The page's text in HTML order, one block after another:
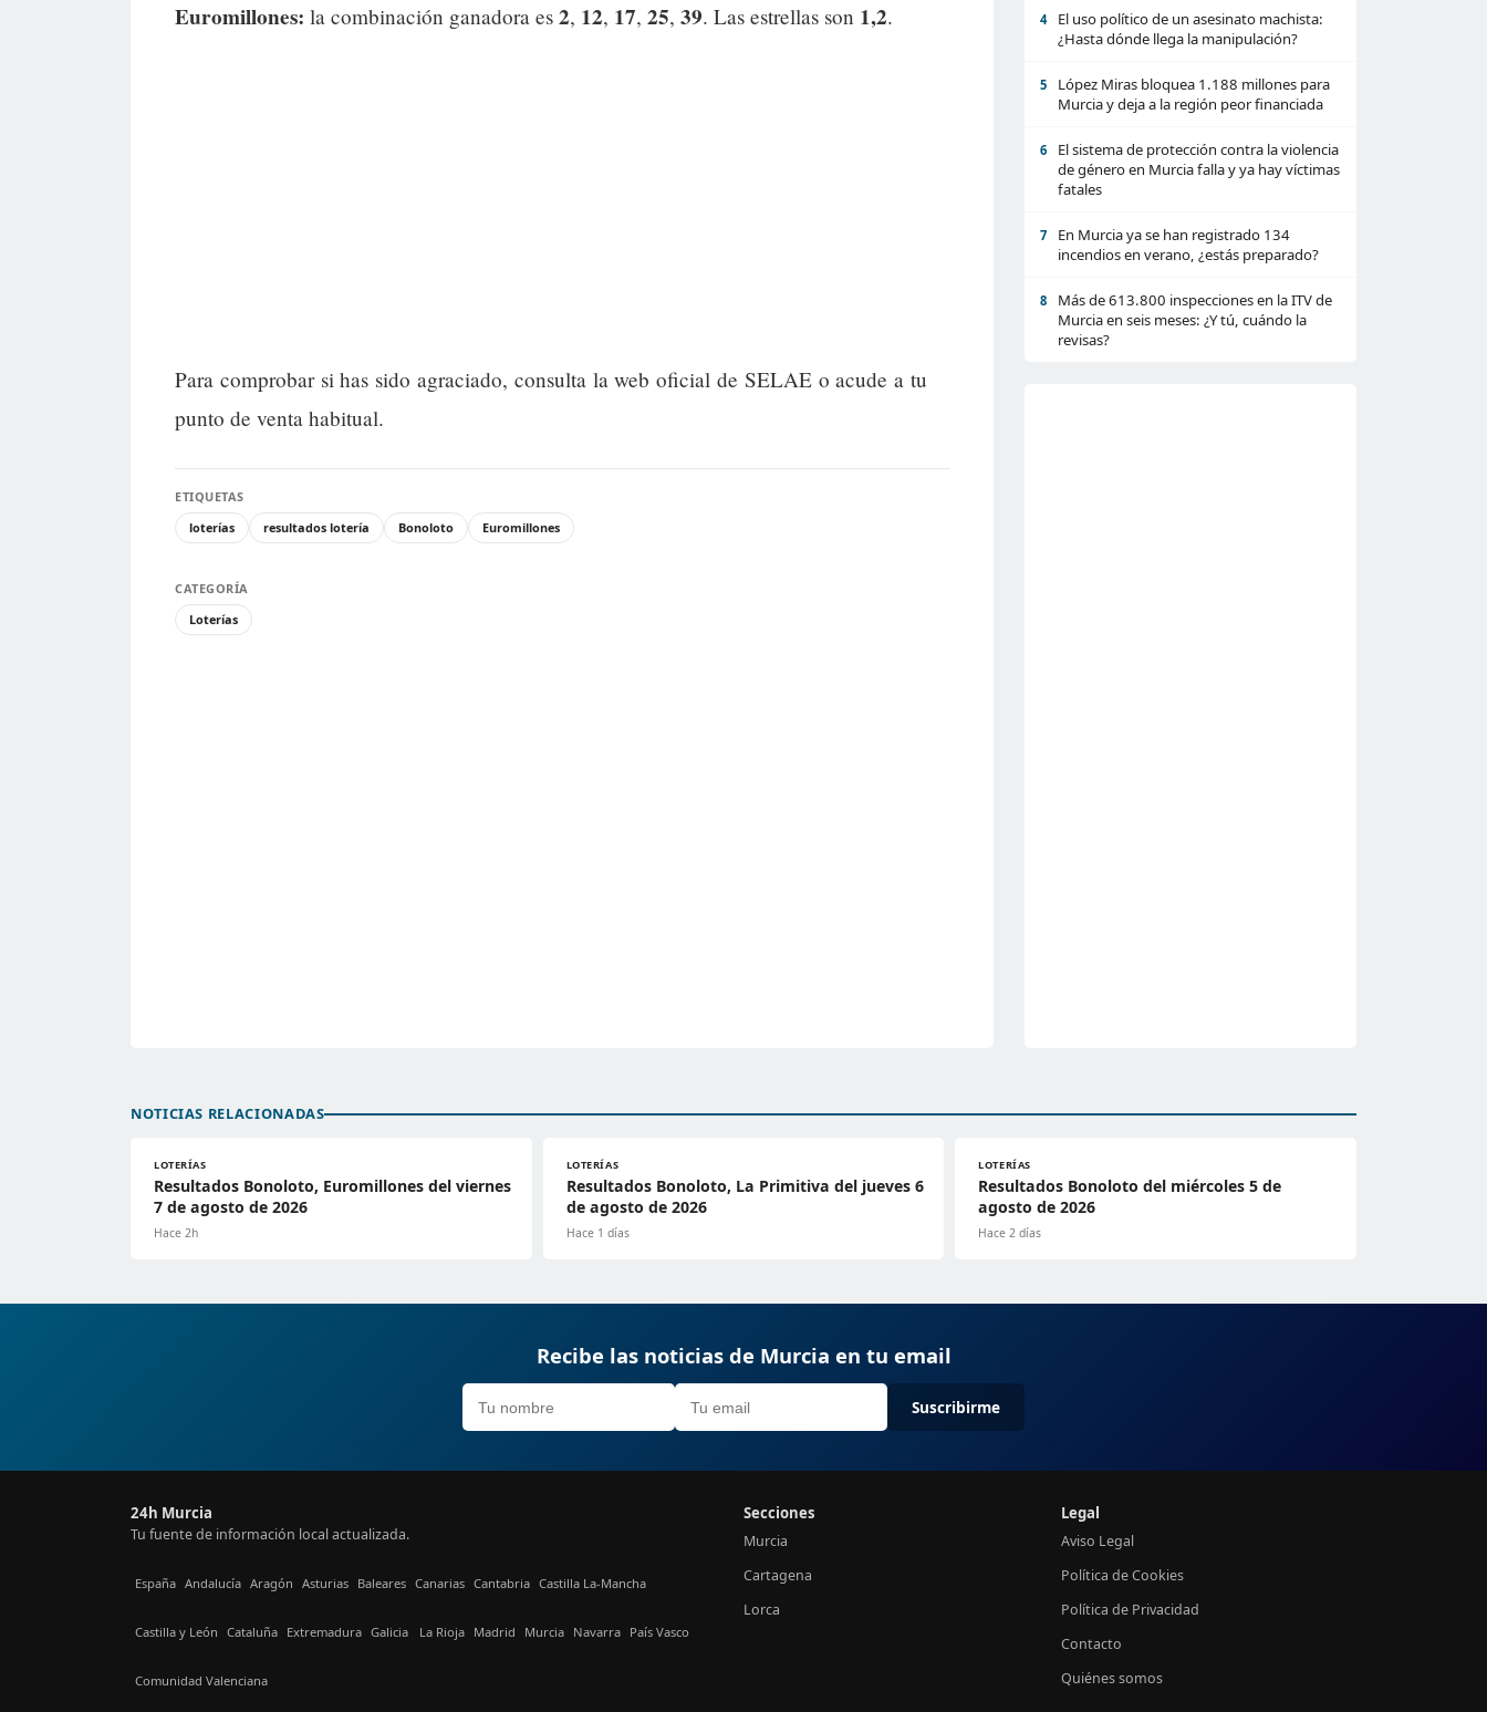
Euromillones: la combinación ganadora es 2, 12, 17, 25, 39. Las estrellas son 1,2.
Para comprobar si has sido agraciado, consulta la web oficial de SELAE o acude a tu
punto de venta habitual.
ETIQUETAS
loterías
resultados lotería Bonoloto Euromillones
CATEGORÍA
Loterías
4
El uso político de un asesinato machista:
¿Hasta dónde llega la manipulación?
5
López Miras bloquea 1.188 millones para
Murcia y deja a la región peor financiada
6
El sistema de protección contra la violencia
de género en Murcia falla y ya hay víctimas
fatales
7
En Murcia ya se han registrado 134
incendios en verano, ¿estás preparado?
8
Más de 613.800 inspecciones en la ITV de
Murcia en seis meses: ¿Y tú, cuándo la
revisas?
NOTICIAS RELACIONADAS
LOTERÍAS
Resultados Bonoloto, Euromillones del viernes
7 de agosto de 2026
Hace 2h
LOTERÍAS
Resultados Bonoloto, La Primitiva del jueves 6
de agosto de 2026
Hace 1 días
LOTERÍAS
Resultados Bonoloto del miércoles 5 de
agosto de 2026
Hace 2 días
Recibe las noticias de Murcia en tu email
Suscribirme
24h Murcia
Tu fuente de información local actualizada.
España Andalucía Aragón Asturias Baleares Canarias Cantabria Castilla La-Mancha
Castilla y León Cataluña Extremadura Galicia La Rioja Madrid Murcia Navarra País Vasco
Comunidad Valenciana
Secciones
Murcia
Cartagena
Lorca
Legal
Aviso Legal
Política de Cookies
Política de Privacidad
Contacto
Quiénes somos